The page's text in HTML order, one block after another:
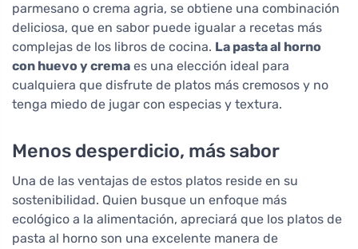
parmesano o crema agria, se obtiene una combinación
deliciosa, que en sabor puede igualar a recetas más
complejas de los libros de cocina. La pasta al horno
con huevo y crema es una elección ideal para
cualquiera que disfrute de platos más cremosos y no
tenga miedo de jugar con especias y textura.
Menos desperdicio, más sabor
Una de las ventajas de estos platos reside en su
sostenibilidad. Quien busque un enfoque más
ecológico a la alimentación, apreciará que los platos de
pasta al horno son una excelente manera de